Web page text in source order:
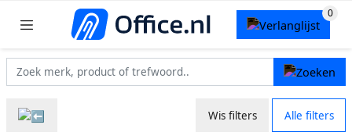
Wis filters Alle filters